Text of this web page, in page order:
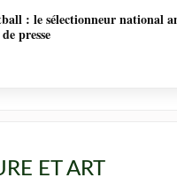
: le sélectionneur national
presse
ET ART